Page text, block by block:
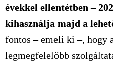
évekkel ellentétben –
kihasználja majd a
fontos – emeli ki –, hogy
legmegfelelőbb